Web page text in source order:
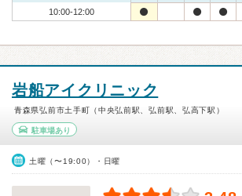
10:00-12:00
岩船アイクリニック
青森県弘前市土手町（中央弘前駅、弘前駅、弘高下駅）
駐車場あり
土曜（〜19:00）・日曜